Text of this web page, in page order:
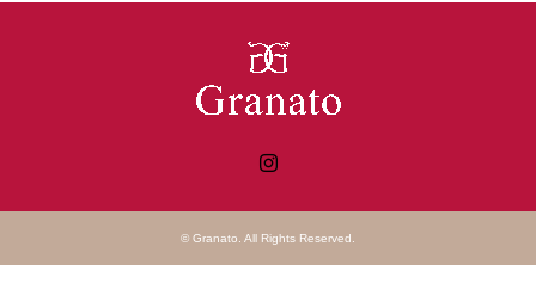
© Granato . All Rights Reserved.